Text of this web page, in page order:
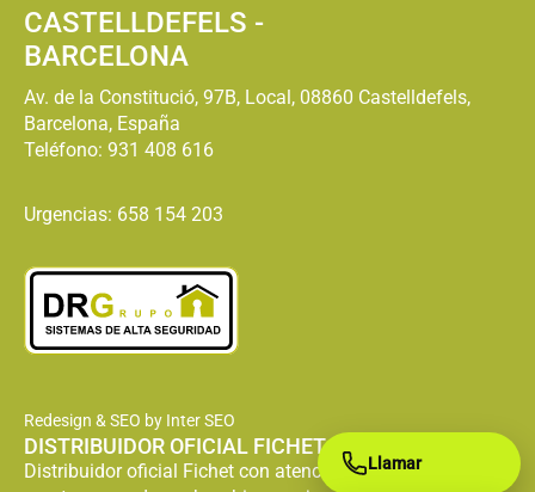
CASTELLDEFELS -
BARCELONA
Av. de la Constitució, 97B, Local, 08860 Castelldefels,
Barcelona, España
Teléfono: 931 408 616
Urgencias: 658 154 203
Redesign & SEO by Inter SEO
DISTRIBUIDOR OFICIAL FICHET
Distribuidor oficial Fichet con atención especializada en
Llamar